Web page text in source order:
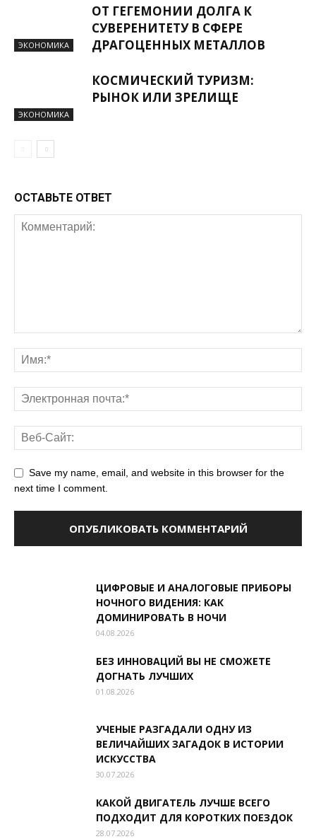
ЭКОНОМИКА
ОТ ГЕГЕМОНИИ ДОЛГА К
СУВЕРЕНИТЕТУ В СФЕРЕ
ДРАГОЦЕННЫХ МЕТАЛЛОВ
ЭКОНОМИКА
КОСМИЧЕСКИЙ ТУРИЗМ:
РЫНОК ИЛИ ЗРЕЛИЩЕ
ОСТАВЬТЕ ОТВЕТ
Save my name, email, and website in this browser for the
next time I comment.
ЦИФРОВЫЕ И АНАЛОГОВЫЕ ПРИБОРЫ
НОЧНОГО ВИДЕНИЯ: КАК
ДОМИНИРОВАТЬ В НОЧИ
04.08.2026
БЕЗ ИННОВАЦИЙ ВЫ НЕ СМОЖЕТЕ
ДОГНАТЬ ЛУЧШИХ
01.08.2026
УЧЕНЫЕ РАЗГАДАЛИ ОДНУ ИЗ
ВЕЛИЧАЙШИХ ЗАГАДОК В ИСТОРИИ
ИСКУССТВА
30.07.2026
КАКОЙ ДВИГАТЕЛЬ ЛУЧШЕ ВСЕГО
ПОДХОДИТ ДЛЯ КОРОТКИХ ПОЕЗДОК
28.07.2026